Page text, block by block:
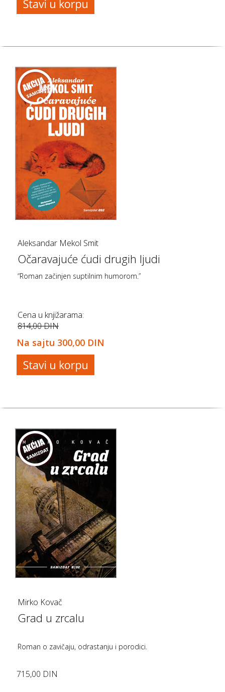
Aleksandar Mekol Smit
Očaravajuće ćudi drugih ljudi
“Roman začinjen suptilnim humorom.”
Cena u knjižarama:
814,00 DIN
Na sajtu 300,00 DIN
Mirko Kovač
Grad u zrcalu
Roman o zavičaju, odrastanju i porodici.
715,00 DIN